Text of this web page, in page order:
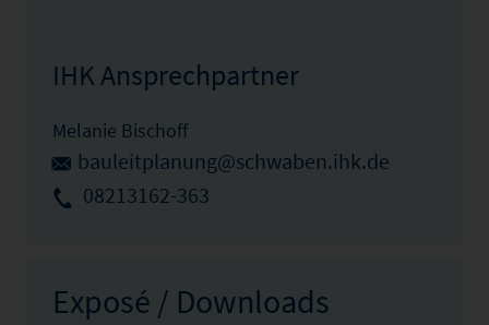
IHK Ansprechpartner
Melanie Bischoff
bauleitplanung@schwaben.ihk.de
08213162-363
Exposé / Downloads